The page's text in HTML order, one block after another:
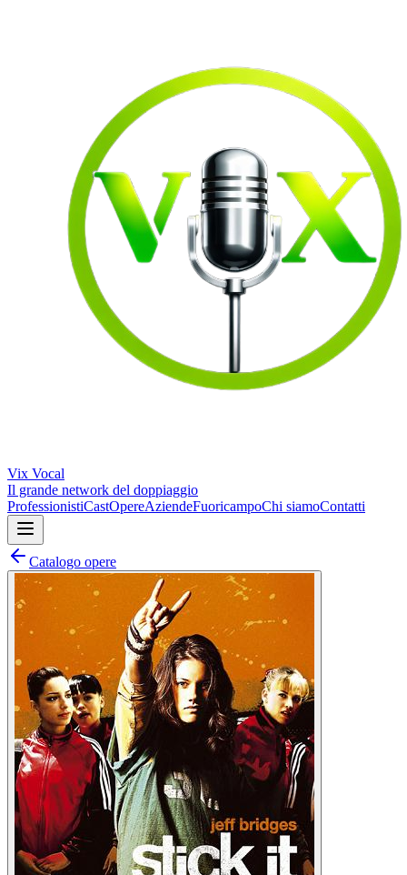
Vix Vocal
Il grande network del doppiaggio
ProfessionistiCastOpereAziendeFuoricampoChi siamoContatti
Catalogo opere